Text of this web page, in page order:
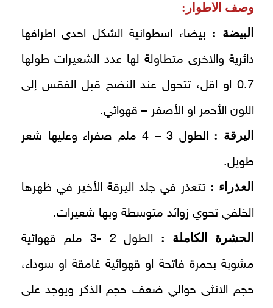
وصف الاطوار:
البيضة : بيضاء اسطوانية الشكل احدى اطرافها
دائرية والاخرى متطاولة لها عدد الشعيرات طولها
0.7 او اقل، تتحول عند النضح قبل الفقس إلى
اللون الأحمر او الأصفر – قهوائي.
اليرقة :
الطول 3 – 4 ملم صفراء وعليها شعر
طويل.
العذراء : تتعذر في جلد اليرقة الأخير في ظهرها
الخلفي تحوي زوائد متوسطة وبها شعيرات.
الحشرة الكاملة :
الطول 2 -3 ملم قهوائية
مشوبة بحمرة فاتحة او قهوائية غامقة او سوداء،
حجم الانثى حوالي ضعف حجم الذكر ويوجد على